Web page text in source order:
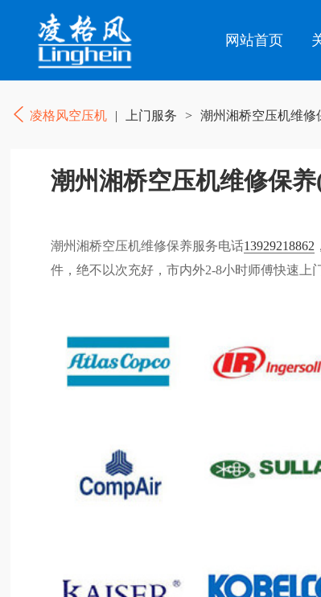
网站首页
凌格风空压机 | 上门服务 > 潮州湘桥空压机维修
潮州湘桥空压机维修保
潮州湘桥空压机维修保养服务电话13929218862
件，绝不以次充好，市内外2-8小时师傅快速上